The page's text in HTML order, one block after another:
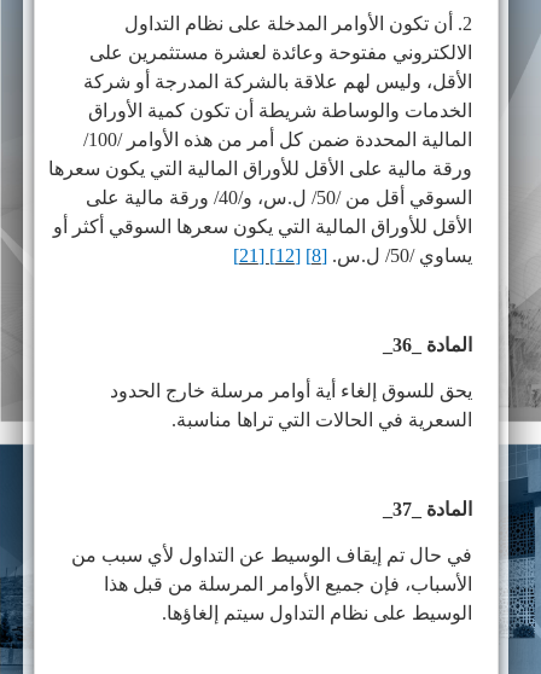
2. أن تكون الأوامر المدخلة على نظام التداول
الالكتروني مفتوحة وعائدة لعشرة مستثمرين على
الأقل، وليس لهم علاقة بالشركة المدرجة أو شركة
الخدمات والوساطة شريطة أن تكون كمية الأوراق
المالية المحددة ضمن كل أمر من هذه الأوامر /100/
ورقة مالية على الأقل للأوراق المالية التي يكون سعرها
السوقي أقل من /50/ ل.س، و/40/ ورقة مالية على
الأقل للأوراق المالية التي يكون سعرها السوقي أكثر أو
يساوي /50/ ل.س.
[8]
[12]
[21]
المادة _36_
يحق للسوق إلغاء أية أوامر مرسلة خارج الحدود
السعرية في الحالات التي تراها مناسبة.
المادة _37_
في حال تم إيقاف الوسيط عن التداول لأي سبب من
الأسباب، فإن جميع الأوامر المرسلة من قبل هذا
الوسيط على نظام التداول سيتم إلغاؤها.